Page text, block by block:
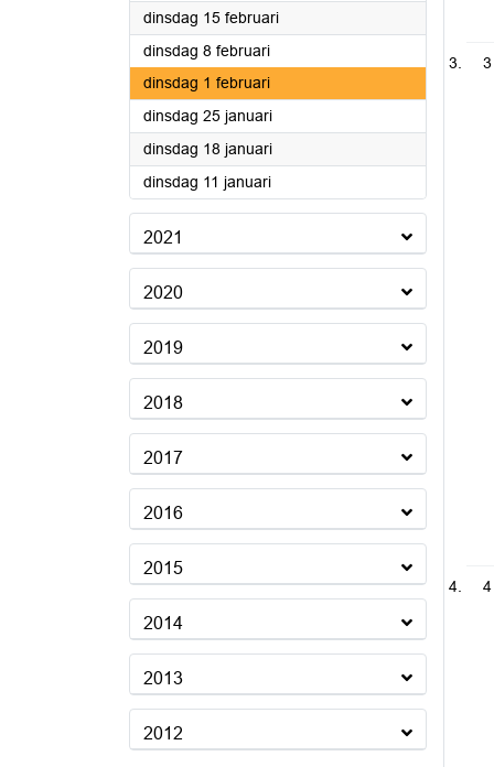
dinsdag 15 februari2022
dinsdag 8 februari2022
dinsdag 1 februari2022
dinsdag 25 januari2022
dinsdag 18 januari2022
dinsdag 11 januari2022
2021
2020
2019
2018
2017
2016
2015
2014
2013
2012
3
4